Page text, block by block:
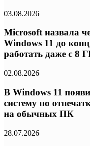
03.08.2026
Microsoft назвала
Windows 11 до
работать даже с 8
02.08.2026
В Windows 11
систему по
на обычных ПК
28.07.2026